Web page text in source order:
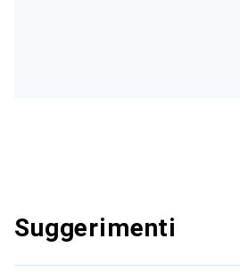
Suggerimenti